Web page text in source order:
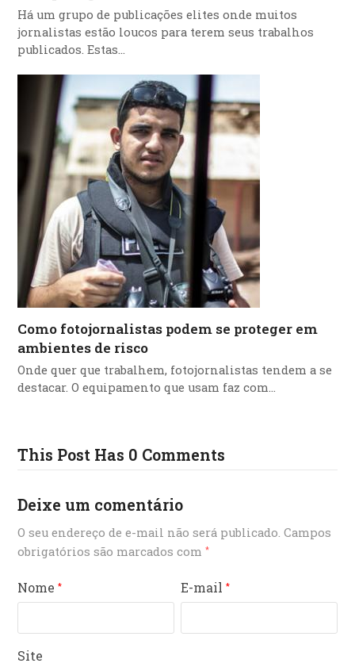
Há um grupo de publicações elites onde muitos
jornalistas estão loucos para terem seus trabalhos
publicados. Estas…
Como fotojornalistas podem se proteger em
ambientes de risco
Onde quer que trabalhem, fotojornalistas tendem a se
destacar. O equipamento que usam faz com…
This Post Has 0 Comments
Deixe um comentário
O seu endereço de e-mail não será publicado. Campos
obrigatórios são marcados com*
Nome* E-mail*
Site